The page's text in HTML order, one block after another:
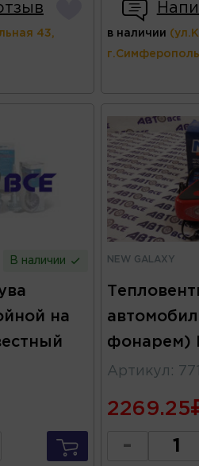
43, в наличии
В наличии
на
NEW GALAXY
фонарем)
Артикул :
2269.25
-